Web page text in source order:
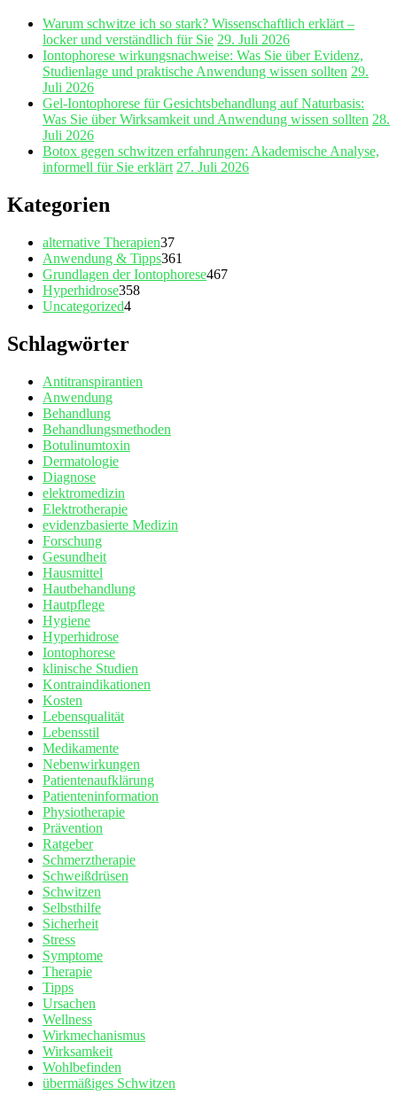
Warum schwitze ich so stark? Wissenschaftlich erklärt –
locker und verständlich für Sie 29. Juli 2026
Iontophorese wirkungsnachweise: Was Sie über Evidenz,
Studienlage und praktische Anwendung wissen sollten 29.
Juli 2026
Gel‑Iontophorese für Gesichtsbehandlung auf Naturbasis:
Was Sie über Wirksamkeit und Anwendung wissen sollten 28.
Juli 2026
Botox gegen schwitzen erfahrungen: Akademische Analyse,
informell für Sie erklärt 27. Juli 2026
Kategorien
alternative Therapien37
Anwendung & Tipps361
Grundlagen der Iontophorese467
Hyperhidrose358
Uncategorized4
Schlagwörter
Antitranspirantien
Anwendung
Behandlung
Behandlungsmethoden
Botulinumtoxin
Dermatologie
Diagnose
elektromedizin
Elektrotherapie
evidenzbasierte Medizin
Forschung
Gesundheit
Hausmittel
Hautbehandlung
Hautpflege
Hygiene
Hyperhidrose
Iontophorese
klinische Studien
Kontraindikationen
Kosten
Lebensqualität
Lebensstil
Medikamente
Nebenwirkungen
Patientenaufklärung
Patienteninformation
Physiotherapie
Prävention
Ratgeber
Schmerztherapie
Schweißdrüsen
Schwitzen
Selbsthilfe
Sicherheit
Stress
Symptome
Therapie
Tipps
Ursachen
Wellness
Wirkmechanismus
Wirksamkeit
Wohlbefinden
übermäßiges Schwitzen